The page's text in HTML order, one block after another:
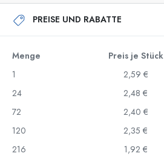
PREISE UND RABATTE
Menge Preis je Stück
1
2,59 €
24
2,48 €
72
2,40 €
120
2,35 €
216
1,92 €